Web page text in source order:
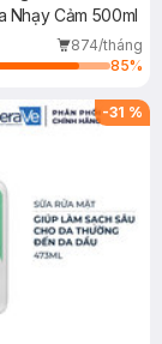
Nhạy Cảm 500ml
874/tháng
85%
-31 %